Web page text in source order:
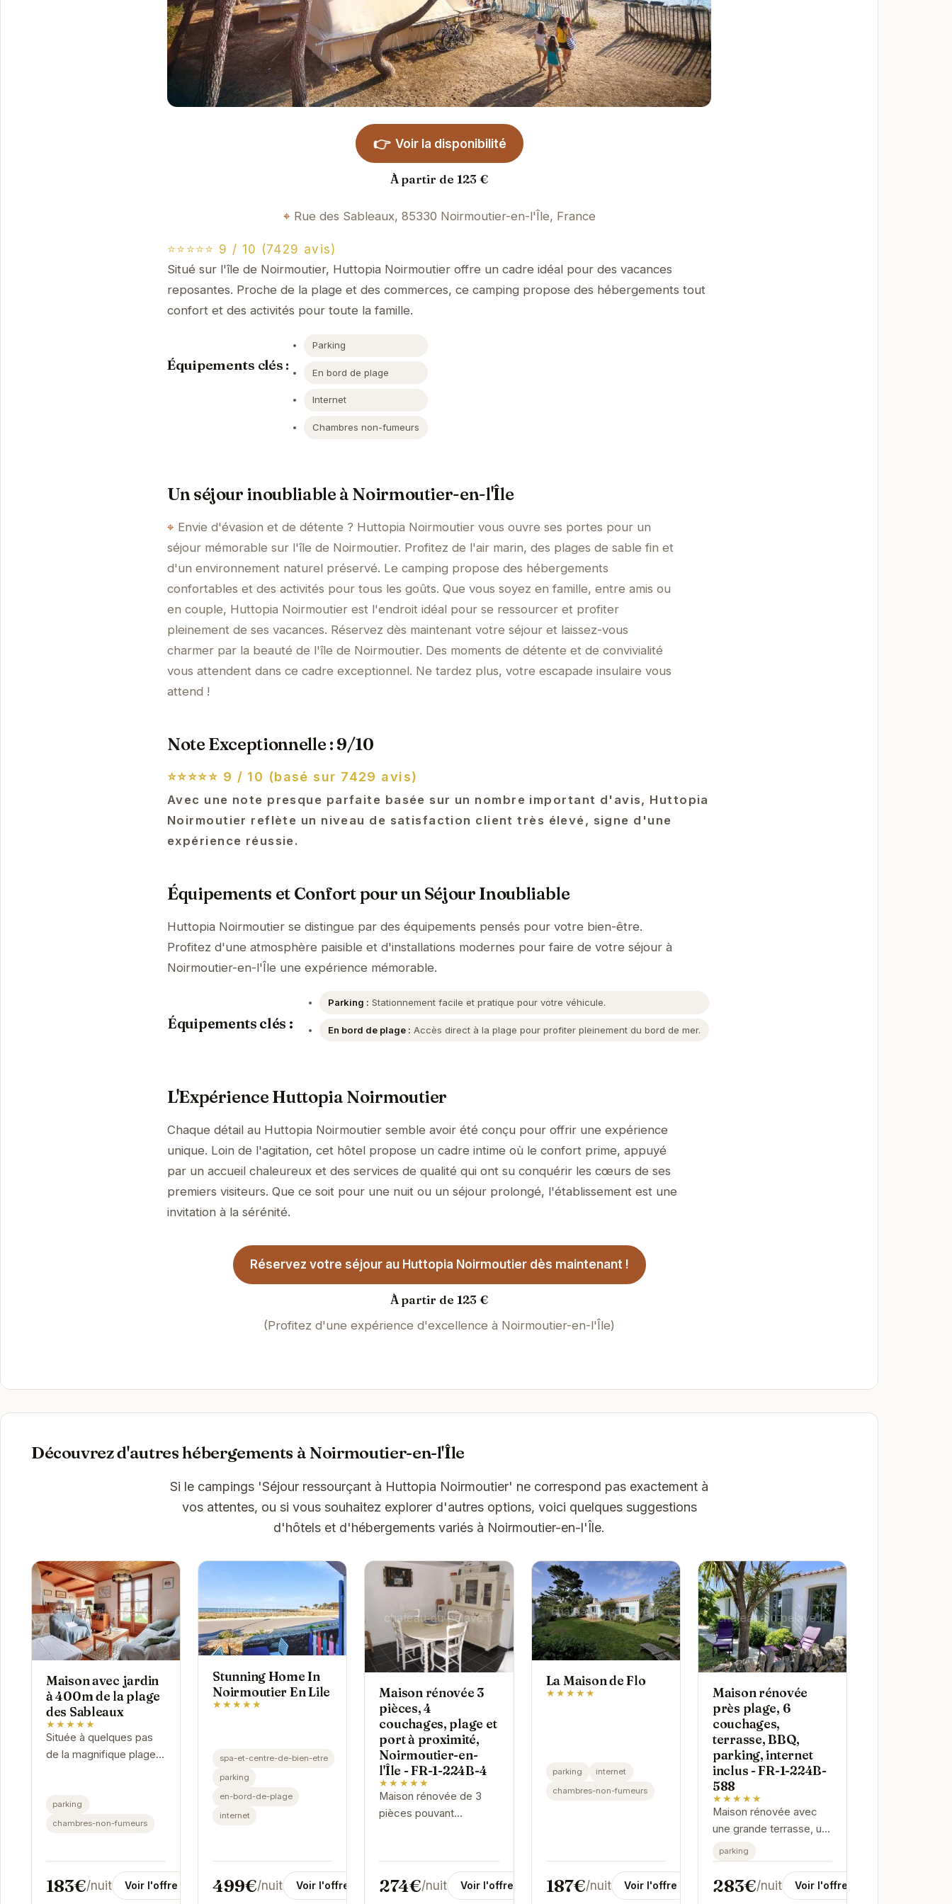
👉 Voir la disponibilité
À partir de 123 €
Rue des Sableaux, 85330 Noirmoutier-en-l'Île, France
⭐⭐⭐⭐⭐ 9 / 10 (7429 avis)
Situé sur l'île de Noirmoutier, Huttopia Noirmoutier offre un cadre idéal pour des vacances
reposantes. Proche de la plage et des commerces, ce camping propose des hébergements tout
confort et des activités pour toute la famille.
Équipements clés :
Parking
En bord de plage
Internet
Chambres non-fumeurs
Un séjour inoubliable à Noirmoutier-en-l'Île
Envie d'évasion et de détente ? Huttopia Noirmoutier vous ouvre ses portes pour un
séjour mémorable sur l'île de Noirmoutier. Profitez de l'air marin, des plages de sable fin et
d'un environnement naturel préservé. Le camping propose des hébergements
confortables et des activités pour tous les goûts. Que vous soyez en famille, entre amis ou
en couple, Huttopia Noirmoutier est l'endroit idéal pour se ressourcer et profiter
pleinement de ses vacances. Réservez dès maintenant votre séjour et laissez-vous
charmer par la beauté de l'île de Noirmoutier. Des moments de détente et de convivialité
vous attendent dans ce cadre exceptionnel. Ne tardez plus, votre escapade insulaire vous
attend !
Note Exceptionnelle : 9/10
⭐⭐⭐⭐⭐ 9 / 10 (basé sur 7429 avis)
Avec une note presque parfaite basée sur un nombre important d'avis, Huttopia
Noirmoutier reflète un niveau de satisfaction client très élevé, signe d'une
expérience réussie.
Équipements et Confort pour un Séjour Inoubliable
Huttopia Noirmoutier se distingue par des équipements pensés pour votre bien-être.
Profitez d'une atmosphère paisible et d'installations modernes pour faire de votre séjour à
Noirmoutier-en-l'Île une expérience mémorable.
Équipements clés :
Parking : Stationnement facile et pratique pour votre véhicule.
En bord de plage : Accès direct à la plage pour profiter pleinement du bord de mer.
L'Expérience Huttopia Noirmoutier
Chaque détail au Huttopia Noirmoutier semble avoir été conçu pour offrir une expérience
unique. Loin de l'agitation, cet hôtel propose un cadre intime où le confort prime, appuyé
par un accueil chaleureux et des services de qualité qui ont su conquérir les cœurs de ses
premiers visiteurs. Que ce soit pour une nuit ou un séjour prolongé, l'établissement est une
invitation à la sérénité.
Réservez votre séjour au Huttopia Noirmoutier dès maintenant !
À partir de 123 €
(Profitez d'une expérience d'excellence à Noirmoutier-en-l'Île)
Découvrez d'autres hébergements à Noirmoutier-en-l'Île
Si le campings 'Séjour ressourçant à Huttopia Noirmoutier' ne correspond pas exactement à
vos attentes, ou si vous souhaitez explorer d'autres options, voici quelques suggestions
d'hôtels et d'hébergements variés à Noirmoutier-en-l'Île.
Maison avec jardin
à 400m de la plage
des Sableaux
★★★★★
Située à quelques pas
de la magnifique plage
accueille pour un séjour
inoubliable à...
parking
chambres-non-fumeurs
183€/nuit Voir l'offre
Stunning Home In
Noirmoutier En Lile
★★★★★
spa-et-centre-de-bien-etre
parking
en-bord-de-plage
internet
499€/nuit Voir l'offre
Maison rénovée 3
pièces, 4
couchages, plage et
port à proximité,
Noirmoutier-en-
l'Île - FR-1-224B-4
★★★★★
Maison rénovée de 3
pièces pouvant
située à proximité de la
plage et du port de...
274€/nuit Voir l'offre
La Maison de Flo
★★★★★
parking
internet
chambres-non-fumeurs
187€/nuit Voir l'offre
Maison rénovée
près plage, 6
couchages,
terrasse, BBQ,
parking, internet
inclus - FR-1-224B-
588
★★★★★
Maison rénovée avec
une grande terrasse, un
barbecue et un parking
privé. Internet est inclus.
Proche des commerces
et des restaurants.
parking
283€/nuit Voir l'offre